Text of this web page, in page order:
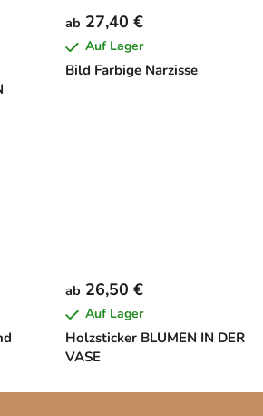
Bild Farbige Narzisse
ab 27,40 €
Auf Lager
Holzsticker BLUMEN IN DER
VASE
ab 26,50 €
Auf Lager